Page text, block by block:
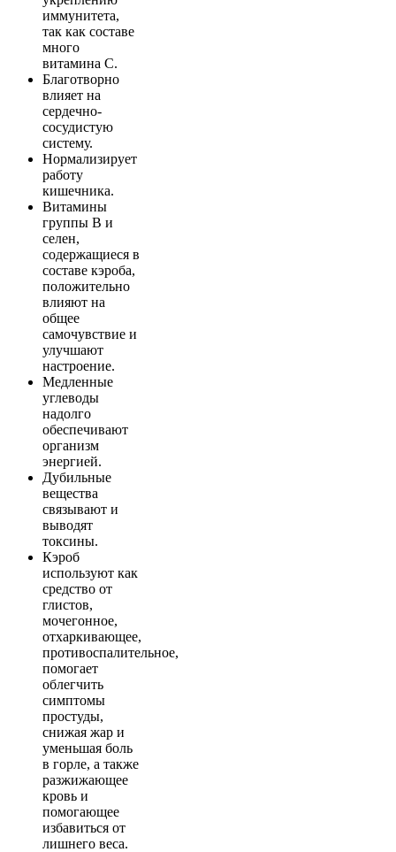
иммунитета,
так как составе
много
витамина С.
Благотворно
влияет на
сердечно-
сосудистую
систему.
Нормализирует
работу
кишечника.
Витамины
группы В и
селен,
содержащиеся в
составе кэроба,
положительно
влияют на
общее
самочувствие и
улучшают
настроение.
Медленные
углеводы
надолго
обеспечивают
организм
энергией.
Дубильные
вещества
связывают и
выводят
токсины.
Кэроб
используют как
средство от
глистов,
мочегонное,
отхаркивающее,
противоспалительное,
помогает
облегчить
симптомы
простуды,
снижая жар и
уменьшая боль
в горле, а также
разжижающее
кровь и
помогающее
избавиться от
лишнего веса.